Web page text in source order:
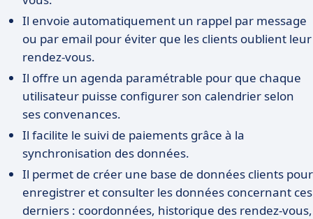
Il envoie automatiquement un rappel par message
ou par email pour éviter que les clients oublient leur
rendez-vous.
Il offre un agenda paramétrable pour que chaque
utilisateur puisse configurer son calendrier selon
ses convenances.
Il facilite le suivi de paiements grâce à la
synchronisation des données.
Il permet de créer une base de données clients pour
enregistrer et consulter les données concernant ces
derniers : coordonnées, historique des rendez-vous,